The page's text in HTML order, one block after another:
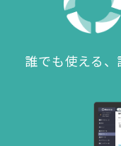
誰でも使える